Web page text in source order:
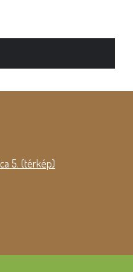
5. (térkép)